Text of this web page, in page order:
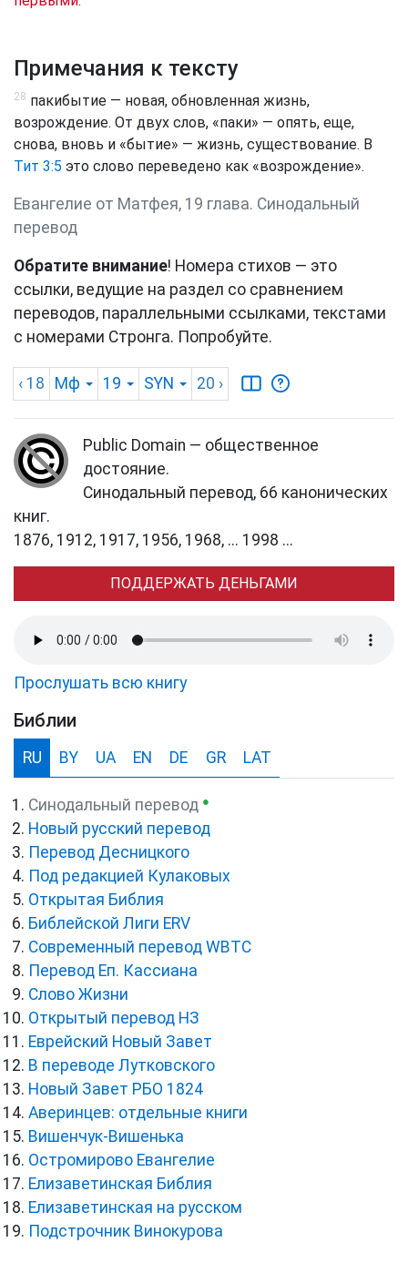
Примечания к тексту
28 пакибытие — новая, обновленная жизнь,
возрождение. От двух слов, «паки» — опять, еще,
снова, вновь и «бытие» — жизнь, существование. В
Тит 3:5 это слово переведено как «возрождение».
Евангелие от Матфея, 19 глава. Синодальный
перевод
Обратите внимание! Номера стихов — это
ссылки, ведущие на раздел со сравнением
переводов, параллельными ссылками, текстами
с номерами Стронга. Попробуйте.
‹ 18 Мф 19 SYN 20 ›
Public Domain — общественное
достояние.
Синодальный перевод, 66 канонических
книг.
1876, 1912, 1917, 1956, 1968, ... 1998 ...
ПОДДЕРЖАТЬ ДЕНЬГАМИ
Прослушать всю книгу
Библии
RU BY UA EN DE GR LAT
Синодальный перевод ●
Новый русский перевод
Перевод Десницкого
Под редакцией Кулаковых
Открытая Библия
Библейской Лиги ERV
Cовременный перевод WBTC
Перевод Еп. Кассиана
Слово Жизни
Открытый перевод НЗ
Еврейский Новый Завет
В переводе Лутковского
Новый Завет РБО 1824
Аверинцев: отдельные книги
Вишенчук-Вишенька
Остромирово Евангелие
Елизаветинская Библия
Елизаветинская на русском
Подстрочник Винокурова